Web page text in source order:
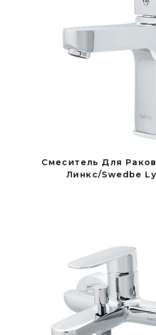
Смеситель Для
Линкс/Swedbe